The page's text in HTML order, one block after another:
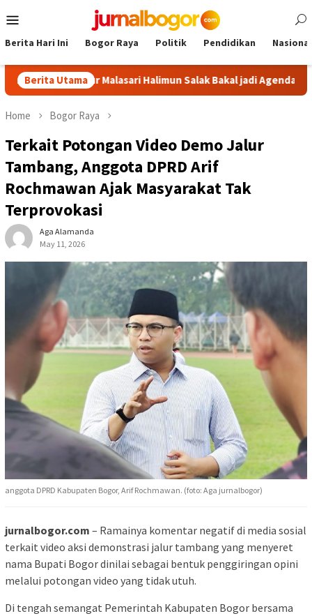
to
Menu
Berita Hari Ini Bogor Raya Politik Pendidikan Nasional
Berita Utama
Tour Malasari Halimun Salak Bakal jadi Agenda Tahunan
Home Bogor Raya
Terkait Potongan Video Demo Jalur
Tambang, Anggota DPRD Arif
Rochmawan Ajak Masyarakat Tak
Terprovokasi
Aga Alamanda
May 11, 2026
anggota DPRD Kabupaten Bogor, Arif Rochmawan. (foto: Aga jurnalbogor)
jurnalbogor.com – Ramainya komentar negatif di media sosial
terkait video aksi demonstrasi jalur tambang yang menyeret
nama Bupati Bogor dinilai sebagai bentuk penggiringan opini
melalui potongan video yang tidak utuh.
Di tengah semangat Pemerintah Kabupaten Bogor bersama